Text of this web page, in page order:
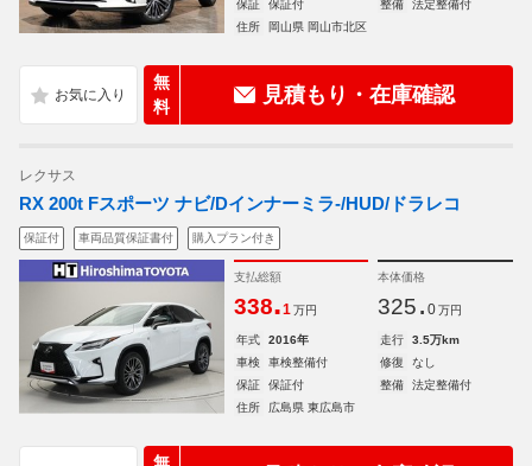
保証
保証付 整備
法定整備付
住所
岡山県 岡山市北区
無
料
見積もり・在庫確認
レクサス
RX 200t Fスポーツ ナビ/Dインナーミラ-/HUD/ドラレコ
保証付 車両品質保証書付 購入プラン付き
支払総額
338.1 万円
本体価格
325. 0 万円
年式 2016年 走行
3.5万km
車検
車検整備付 修復
なし
保証
保証付 整備
法定整備付
住所
広島県 東広島市